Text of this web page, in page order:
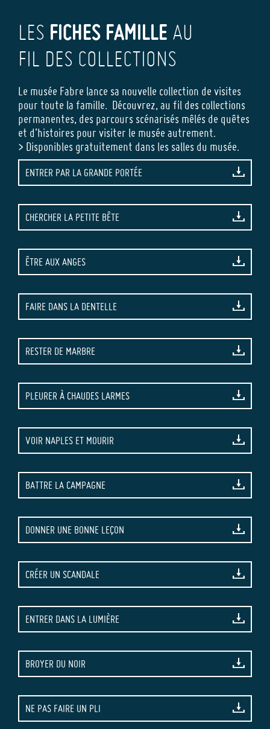
LES FICHES FAMILLE AU
FIL DES COLLECTIONS
Le musée Fabre lance sa nouvelle collection de visites
pour toute la famille. Découvrez, au fil des collections
permanentes, des parcours scénarisés mêlés de quêtes
et d’histoires pour visiter le musée autrement.
> Disponibles gratuitement dans les salles du musée.
ENTRER PAR LA GRANDE PORTÉE
CHERCHER LA PETITE BÊTE
ÊTRE AUX ANGES
FAIRE DANS LA DENTELLE
RESTER DE MARBRE
PLEURER À CHAUDES LARMES
VOIR NAPLES ET MOURIR
BATTRE LA CAMPAGNE
DONNER UNE BONNE LEÇON
CRÉER UN SCANDALE
ENTRER DANS LA LUMIÈRE
BROYER DU NOIR
NE PAS FAIRE UN PLI